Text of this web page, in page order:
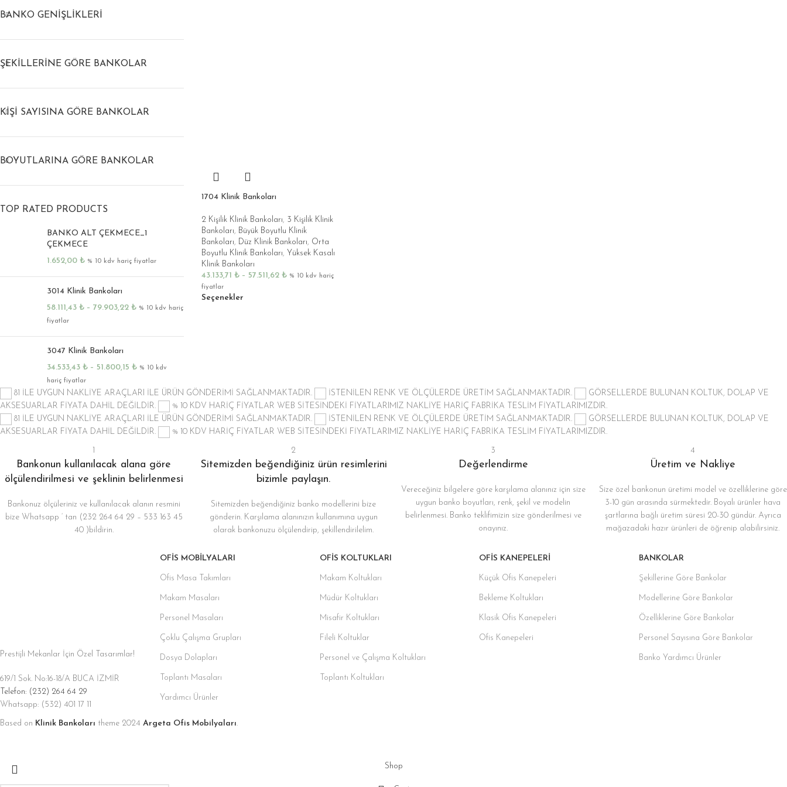
Bankoları
Bankolar
Bankoları
(Tezgahlı)
Bankoları
(Tezgahlı)
Bankoları
Düz Düşük
Tablalı
Bankoları
Tablalı
(Tezgahlı)
Bankoları
Düşük Tablalı
(Tezgahlı)
Bankoları
Hybrid
Tasarım
(Yan Modüllü
Bankolar)
L Bankoya
Dönüşebilen
Masa Tipi
Klinik
Yüksek Kasalı
Klinik
Bankoları
BANKO GENIŞLIKLERI
ŞEKILLERINE GÖRE BANKOLAR
KIŞI SAYISINA GÖRE BANKOLAR
BOYUTLARINA GÖRE BANKOLAR
TOP RATED PRODUCTS
BANKO ALT ÇEKMECE_1
ÇEKMECE
1.652,00 ₺ % 10 kdv hariç fiyatlar
3014 Klinik Bankoları
58.111,43 ₺ – 79.903,22 ₺ % 10 kdv hariç
fiyatlar
3047 Klinik Bankoları
34.533,43 ₺ – 51.800,15 ₺ % 10 kdv
hariç fiyatlar
1704 Klinik Bankoları
2 Kişilik Klinik Bankoları, 3 Kişilik Klinik
Bankoları, Büyük Boyutlu Klinik
Bankoları, Düz Klinik Bankoları, Orta
Boyutlu Klinik Bankoları, Yüksek Kasalı
Klinik Bankoları
43.133,71 ₺ – 57.511,62 ₺ % 10 kdv hariç
fiyatlar
Seçenekler
81 İLE UYGUN NAKLİYE ARAÇLARI İLE ÜRÜN GÖNDERİMİ SAĞLANMAKTADIR. İSTENİLEN RENK VE ÖLÇÜLERDE ÜRETİM SAĞLANMAKTADIR.
GÖRSELLERDE BULUNAN KOLTUK, DOLAP VE
AKSESUARLAR FİYATA DAHİL DEĞİLDİR.
% 10 KDV HARİÇ FİYATLAR WEB SİTESİNDEKİ FİYATLARIMIZ NAKLİYE HARİÇ FABRİKA TESLİM FİYATLARIMIZDIR.
81 İLE UYGUN NAKLİYE ARAÇLARI İLE ÜRÜN GÖNDERİMİ SAĞLANMAKTADIR.
İSTENİLEN RENK VE ÖLÇÜLERDE ÜRETİM SAĞLANMAKTADIR.
GÖRSELLERDE BULUNAN KOLTUK, DOLAP VE
AKSESUARLAR FİYATA DAHİL DEĞİLDİR.
% 10 KDV HARİÇ FİYATLAR WEB SİTESİNDEKİ FİYATLARIMIZ NAKLİYE HARİÇ FABRİKA TESLİM FİYATLARIMIZDIR.
1
Bankonun kullanılacak alana göre
ölçülendirilmesi ve şeklinin belirlenmesi
Bankonuz ölçüleriniz ve kullanılacak alanın resmini
bize Whatsapp ‘ tan (232 264 64 29 – 533 163 45
40 )bildirin.
2
Sitemizden beğendiğiniz ürün resimlerini
bizimle paylaşın.
Sitemizden beğendiğiniz banko modellerini bize
gönderin. Karşılama alanınızın kullanımına uygun
olarak bankonuzu ölçülendirip, şekillendirilelim.
3
Değerlendirme
Vereceğiniz bilgelere göre karşılama alanınız için size
uygun banko boyutları, renk, şekil ve modelin
belirlenmesi. Banko teklifimizin size gönderilmesi ve
onayınız.
4
Üretim ve Nakliye
Size özel bankonun üretimi model ve özelliklerine göre
3-10 gün arasında sürmektedir. Boyalı ürünler hava
şartlarına bağlı üretim süresi 20-30 gündür. Ayrıca
mağazadaki hazır ürünleri de öğrenip alabilirsiniz.
Prestijli Mekanlar İçin Özel Tasarımlar!
619/1 Sok. No:16-18/A BUCA İZMİR
Telefon: (232) 264 64 29
Whatsapp: (532) 401 17 11
OFIS MOBILYALARI
Ofis Masa Takımları
Makam Masaları
Personel Masaları
Çoklu Çalışma Grupları
Dosya Dolapları
Toplantı Masaları
Yardımcı Ürünler
OFIS KOLTUKLARI
Makam Koltukları
Müdür Koltukları
Misafir Koltukları
Fileli Koltuklar
Personel ve Çalışma Koltukları
Toplantı Koltukları
OFIS KANEPELERI
Küçük Ofis Kanepeleri
Bekleme Koltukları
Klasik Ofis Kanepeleri
Ofis Kanepeleri
BANKOLAR
Şekillerine Göre Bankolar
Modellerine Göre Bankolar
Özelliklerine Göre Bankolar
Personel Sayısına Göre Bankolar
Banko Yardımcı Ürünler
Based on Klinik Bankoları theme 2024 Argeta Ofis Mobilyaları.
Shop